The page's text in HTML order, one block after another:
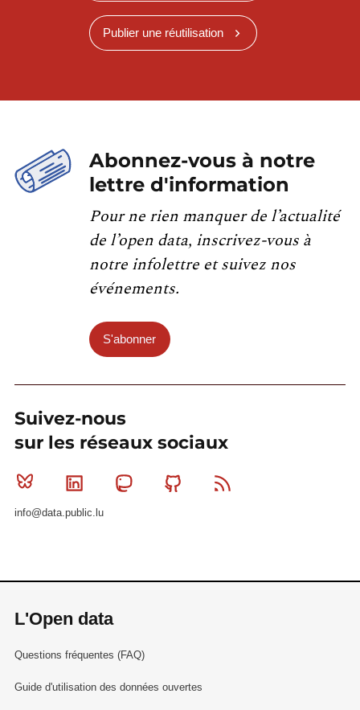
Publier une réutilisation
Abonnez-vous à notre
lettre d'information
Pour ne rien manquer de l’actualité
de l’open data, inscrivez-vous à
notre infolettre et suivez nos
événements.
S'abonner
Suivez-nous
sur les réseaux sociaux
Bluesky Linkedin MastodonGithub
info@data.public.lu
L'Open data
Questions fréquentes (FAQ)
Guide d'utilisation des données ouvertes